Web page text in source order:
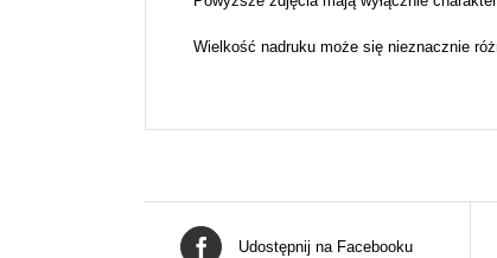
Wielkość nadruku może się nieznacznie
Udostępnij na Facebooku